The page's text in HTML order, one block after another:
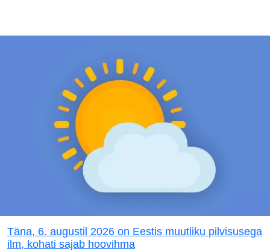
Täna, 6. augustil 2026 on Eestis muutliku pilvisusega
ilm, kohati sajab hoovihma